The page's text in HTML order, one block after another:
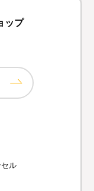
ップ
ル